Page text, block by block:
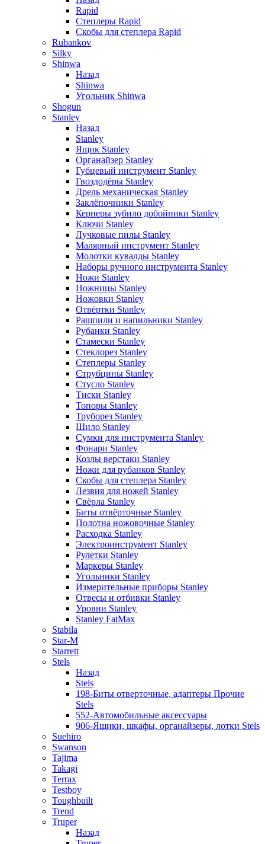
Rapid
Степлеры Rapid
Скобы для cтеплера Rapid
Rubankov
Silky
Shinwa
Назад
Shinwa
Угольник Shinwa
Shogun
Stanley
Назад
Stanley
Ящик Stanley
Органайзер Stanley
Губцевый инструмент Stanley
Гвоздодёры Stanley
Дрель механическая Stanley
Заклёпочники Stanley
Кернеры зубило добойники Stanley
Ключи Stanley
Лучковые пилы Stanley
Малярный инструмент Stanley
Молотки кувалды Stanley
Наборы ручного инструмента Stanley
Ножи Stanley
Ножницы Stanley
Ножовки Stanley
Отвёртки Stanley
Рашпили и напильники Stanley
Рубанки Stanley
Стамески Stanley
Стеклорез Stanley
Степлеры Stanley
Струбцины Stanley
Стусло Stanley
Тиски Stanley
Топоры Stanley
Труборез Stanley
Шило Stanley
Сумки для инструмента Stanley
Фонари Stanley
Козлы верстаки Stanley
Ножи для рубанков Stanley
Скобы для степлера Stanley
Лезвия для ножей Stanley
Свёрла Stanley
Биты отвёрточные Stanley
Полотна ножовочные Stanley
Расходка Stanley
Электроинструмент Stanley
Рулетки Stanley
Маркеры Stanley
Угольники Stanley
Измерительные приборы Stanley
Отвесы и отбивки Stanley
Уровни Stanley
Stanley FatMax
Stabila
Star-M
Starrett
Stels
Назад
Stels
198-Биты отверточные, адаптеры Прочие
Stels
552-Автомобильные аксессуары
906-Ящики, шкафы, органайзеры, лотки Stels
Suehiro
Swanson
Tajima
Takagi
Terrax
Testboy
Toughbuilt
Trend
Truper
Назад